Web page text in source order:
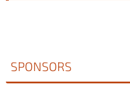
SPONSORS